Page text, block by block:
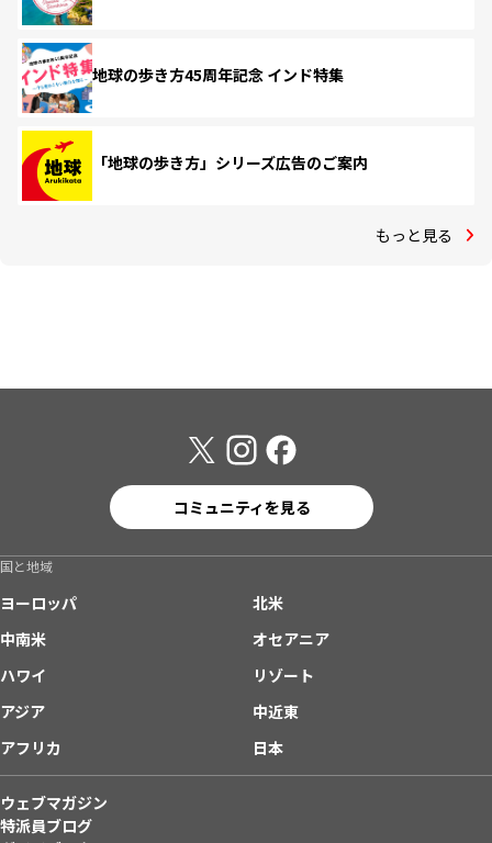
地球の歩き方45周年記念 インド特集
「地球の歩き方」シリーズ広告のご案内
もっと見る
コミュニティを見る
国と地域
ヨーロッパ
北米
中南米
オセアニア
ハワイ
リゾート
アジア
中近東
アフリカ
日本
ウェブマガジン
特派員ブログ